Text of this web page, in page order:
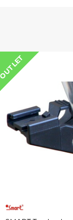
OUTLET